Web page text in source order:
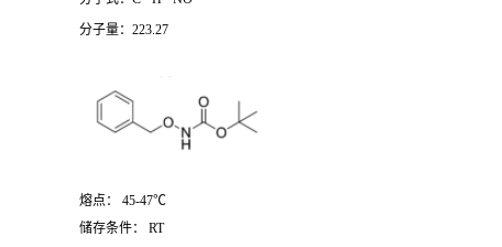
分子量： 223.27
熔点： 45-47℃
储存条件： RT